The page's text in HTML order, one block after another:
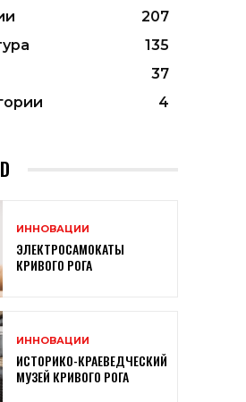
207
135
37
4
ИННОВАЦИИ
ЭЛЕКТРОСАМОКАТЫ
КРИВОГО РОГА
ИННОВАЦИИ
ИСТОРИКО-КРАЕВЕДЧЕСКИЙ
МУЗЕЙ КРИВОГО РОГА